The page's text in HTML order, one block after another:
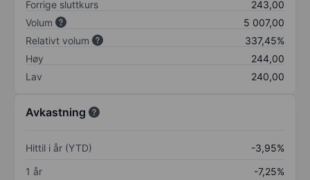
Forrige sluttkurs
243,00
Volum
5 007,00
Relativt volum
337,45%
Høy
244,00
Lav
240,00
Avkastning
Hittil i år (YTD)
-3,95%
1 år
-7,25%